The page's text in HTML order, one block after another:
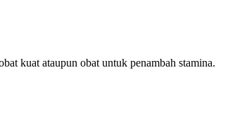
kuat ataupun obat untuk penambah stamina.